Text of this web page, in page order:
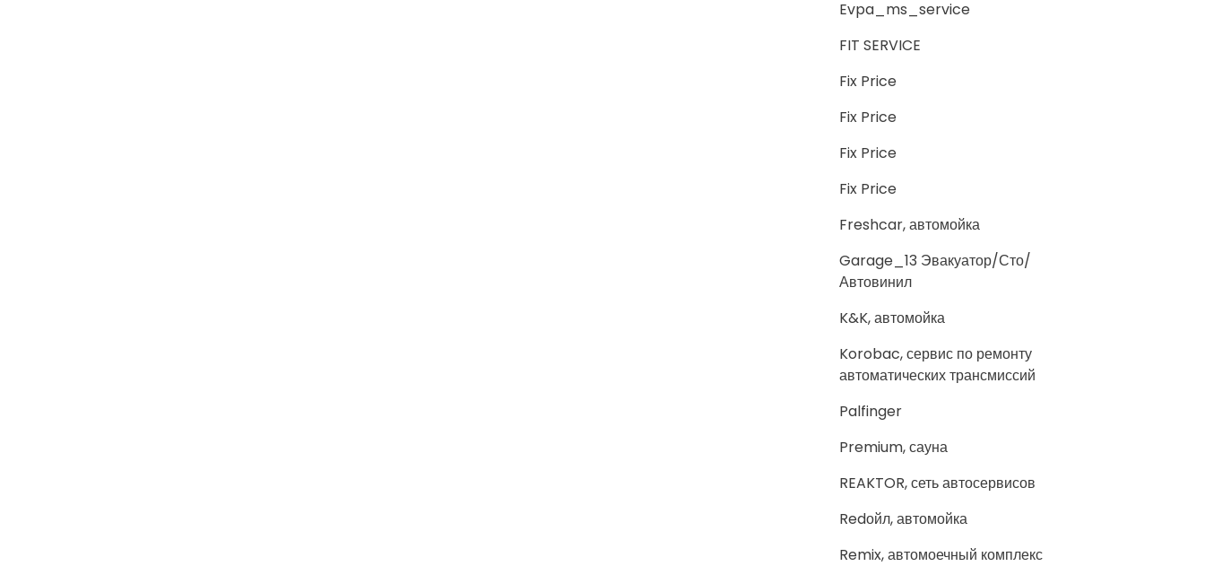
Evpa_ms_service
FIT SERVICE
Fix Price
Fix Price
Fix Price
Fix Price
Freshcar, автомойка
Garage_13 Эвакуатор/Сто/
Автовинил
K&K, автомойка
Korobac, сервис по ремонту
автоматических трансмиссий
Palfinger
Premium, сауна
REAKTOR, сеть автосервисов
Redойл, автомойка
Remix, автомоечный комплекс